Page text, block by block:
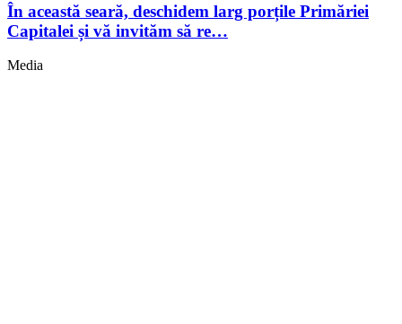
În această seară, deschidem larg porțile Primăriei
Capitalei și vă invităm să re…
Media